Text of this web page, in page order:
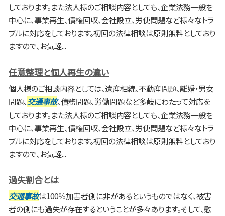
しております。また法人様のご相談内容としても、企業法務一般を
中心に、事業再生、債権回収、会社設立、労使問題など様々なトラ
ブルに対応をしております。初回の法律相談は原則無料としており
ますので、お気軽...
任意整理と個人再生の違い
個人様のご相談内容としては、遺産相続、不動産問題、離婚・男女
問題、 交通事故、債務問題、労働問題など多岐にわたって対応を
しております。また法人様のご相談内容としても、企業法務一般を
中心に、事業再生、債権回収、会社設立、労使問題など様々なトラ
ブルに対応をしております。初回の法律相談は原則無料としており
ますので、お気軽...
過失割合とは
交通事故は100％加害者側に非があるというものではなく、被害
者の側にも過失が存在するということが多々あります。そして、慰